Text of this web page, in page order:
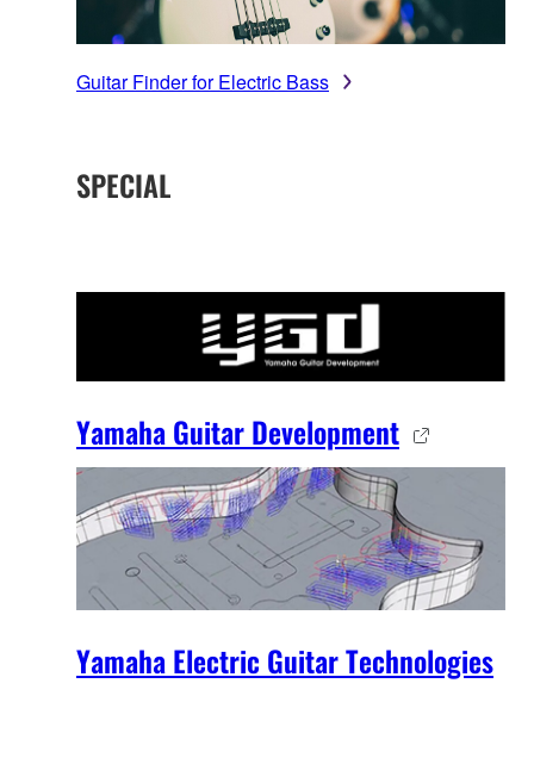
Guitar Finder for Electric Bass
SPECIAL
Yamaha Guitar Development
Yamaha Electric Guitar Technologies